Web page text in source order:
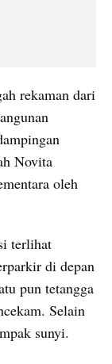
rekaman dari
Novita
oleh
terlihat
di depan
pun tetangga
Selain
sunyi.